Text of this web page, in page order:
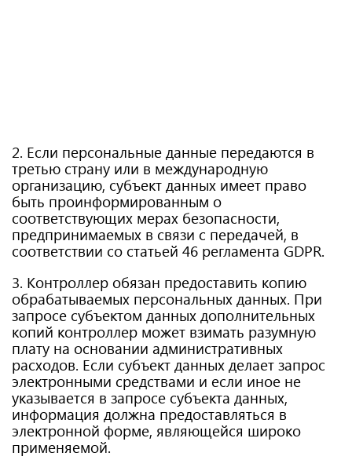
2. Если персональные данные передаются в
третью страну или в международную
организацию, субъект данных имеет право
быть проинформированным о
соответствующих мерах безопасности,
предпринимаемых в связи с передачей, в
соответствии со статьей 46 регламента GDPR.
3. Контроллер обязан предоставить копию
обрабатываемых персональных данных. При
запросе субъектом данных дополнительных
копий контроллер может взимать разумную
плату на основании административных
расходов. Если субъект данных делает запрос
электронными средствами и если иное не
указывается в запросе субъекта данных,
информация должна предоставляться в
электронной форме, являющейся широко
применяемой.